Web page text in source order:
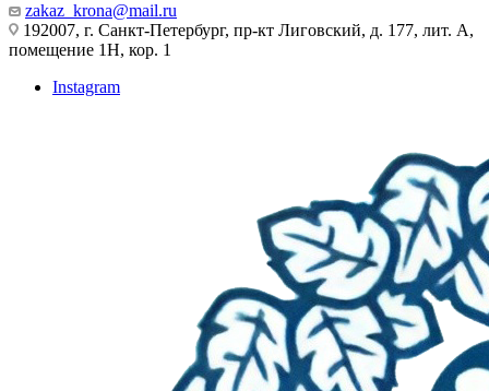
zakaz_krona@mail.ru
192007, г. Санкт-Петербург, пр-кт Лиговский, д. 177, лит. А,
помещение 1Н, кор. 1
Instagram